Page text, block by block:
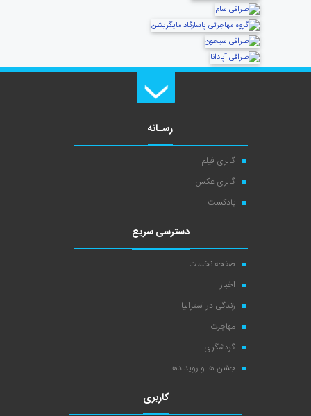
رسـانه
گالری فیلم
گالری عکس
پادکست
دسترسی سریع
صفحه نخست
اخبار
زندگی در استرالیا
مهاجرت
گردشگری
جشن ها و رویدادها
کاربری